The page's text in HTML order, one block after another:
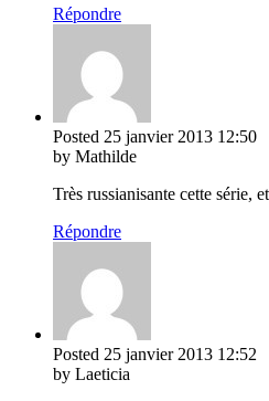
Répondre
Posted 25 janvier 2013 12:50
by Mathilde
Très russianisante cette série,
Répondre
Posted 25 janvier 2013 12:52
by Laeticia